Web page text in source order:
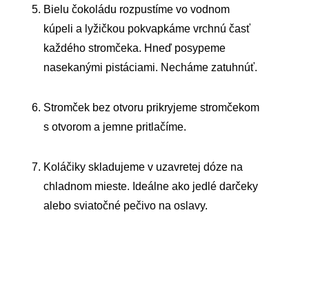
Bielu čokoládu rozpustíme vo vodnom
kúpeli a lyžičkou pokvapkáme vrchnú časť
každého stromčeka. Hneď posypeme
nasekanými pistáciami. Necháme zatuhnúť.
Stromček bez otvoru prikryjeme stromčekom
s otvorom a jemne pritlačíme.
Koláčiky skladujeme v uzavretej dóze na
chladnom mieste. Ideálne ako jedlé darčeky
alebo sviatočné pečivo na oslavy.